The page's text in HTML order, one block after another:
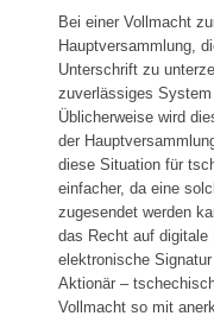
Bei einer Vollmacht
Hauptversammlung,
Unterschrift zu
zuverlässiges System
Üblicherweise wird
der
diese Situation für
einfacher, da eine
zugesendet werden
das Recht auf digitale
elektronische
Aktionär –
Vollmacht so mit